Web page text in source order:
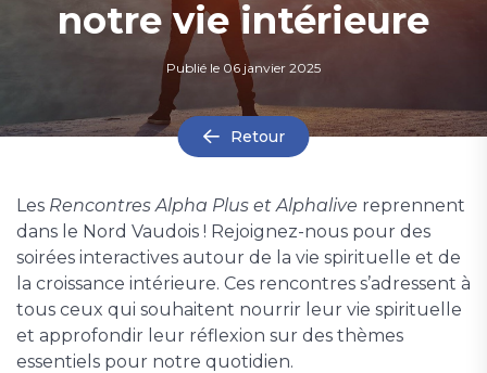
notre vie intérieure
Publié le 06 janvier 2025
Retour
Les Rencontres Alpha Plus et Alphalive reprennent
dans le Nord Vaudois ! Rejoignez-nous pour des
soirées interactives autour de la vie spirituelle et de
la croissance intérieure. Ces rencontres s’adressent à
tous ceux qui souhaitent nourrir leur vie spirituelle
et approfondir leur réflexion sur des thèmes
essentiels pour notre quotidien.